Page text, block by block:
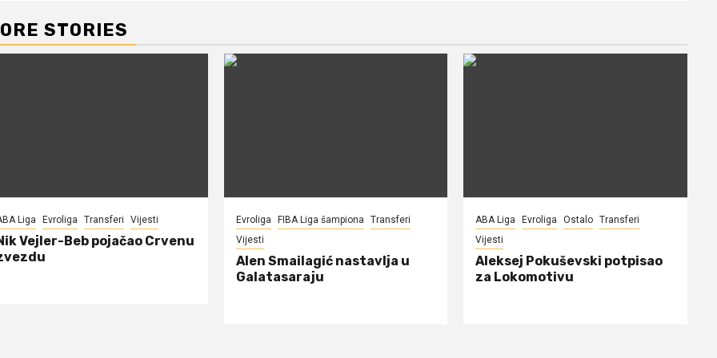
STORIES
Liga Evroliga Transferi Vijesti
Vejler-Beb pojačao Crvenu
Evroliga FIBA Liga šampiona
Transferi
Vijesti
Alen Smailagić nastavlja u
Galatasaraju
ABA Liga Evroliga Ostalo Transferi
Vijesti
Aleksej Pokuševski potpisao
za Lokomotivu